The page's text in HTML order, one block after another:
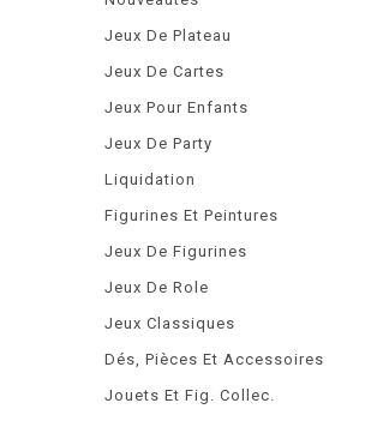
Jeux De Plateau
Jeux De Cartes
Jeux Pour Enfants
Jeux De Party
Liquidation
Figurines Et Peintures
Jeux De Figurines
Jeux De Role
Jeux Classiques
Dés, Pièces Et Accessoires
Jouets Et Fig. Collec.